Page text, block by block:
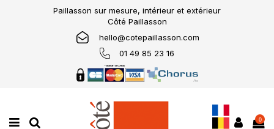
Paillasson sur mesure, intérieur et extérieur
Côté Paillasson
hello@cotepaillasson.com
01 49 85 23 16
0